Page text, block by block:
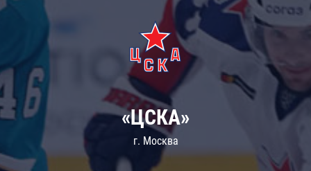
«ЦСКА»
г. Москва